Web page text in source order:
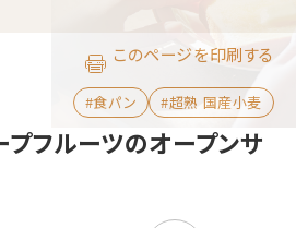
プフルーツのオープンサ
#食パン #超熟 国産小麦
このページを印刷する